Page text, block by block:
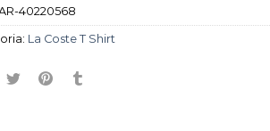
40220568
La Coste T Shirt